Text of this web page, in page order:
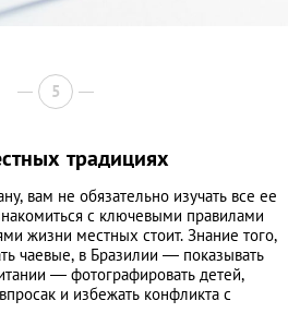
5
традициях
вам не обязательно изучать все ее
с ключевыми правилами
жизни местных стоит. Знание того,
чаевые, в Бразилии — показывать
— фотографировать детей,
и избежать конфликта с